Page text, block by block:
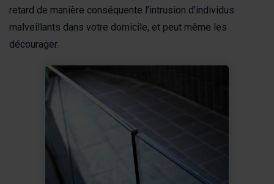
retard de manière conséquente l’intrusion d’individus
malveillants dans votre domicile, et peut même les
décourager.